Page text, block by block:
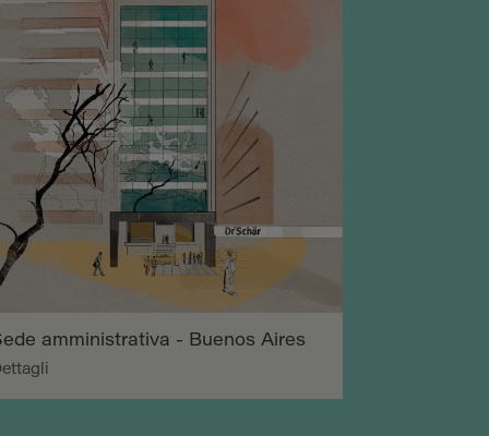
amministrativa - Buenos Aires